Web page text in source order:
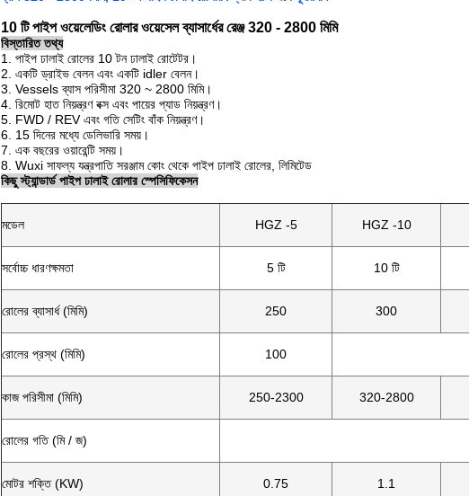
10 টি পাইপ ওয়েলেডিং রোলার ওয়েসেল ব্যাসার্ধের রেঞ্জ 320 - 2800 মিমি
বিস্তারিত তথ্য
1. পাইপ ঢালাই রোলের 10 টন ঢালাই রোটেটর।
2. একটি ড্রাইভ বেলন এবং একটি idler বেলন।
3. Vessels ব্যাস পরিসীমা 320 ~ 2800 মিমি।
4. রিমোট হাত নিয়ন্ত্রণ বক্স এবং পায়ের প্যাড নিয়ন্ত্রণ।
5. FWD / REV এবং গতি সেটিং বাঁক নিয়ন্ত্রণ।
6. 15 দিনের মধ্যে ডেলিভারি সময়।
7. এক বছরের ওয়ারেন্টি সময়।
8. Wuxi সাফল্য যন্ত্রপাতি সরঞ্জাম কোং থেকে পাইপ ঢালাই রোলের, লিমিটেড
কিছু স্ট্যান্ডার্ড পাইপ ঢালাই রোলার স্পেসিফিকেসন
মডেল HGZ -5 HGZ -10
সর্বোচ্চ ধারণক্ষমতা 5 টি 10 টি
রোলের ব্যাসার্ধ (মিমি) 250 300
রোলের প্রস্থ (মিমি) 100
কাজ পরিসীমা (মিমি) 250-2300 320-2800
রোলের গতি (মি / জ)
মোটর শক্তি (KW) 0.75 1.1